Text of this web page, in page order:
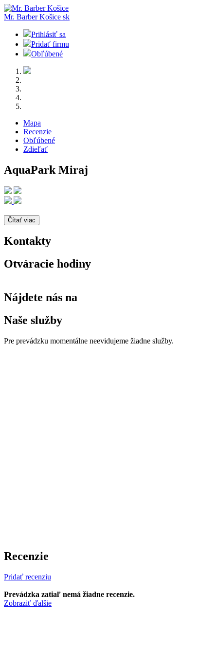
Mr. Barber Košice sk
Prihlásiť sa
Pridať firmu
Obľúbené
Mapa
Recenzie
Obľúbené
Zdieľať
AquaPark Miraj
Čítať viac
Kontakty
Otváracie hodiny
Nájdete nás na
Naše služby
Pre prevádzku momentálne neevidujeme žiadne služby.
Recenzie
Pridať recenziu
Prevádzka zatiaľ nemá žiadne recenzie.
Zobraziť ďalšie